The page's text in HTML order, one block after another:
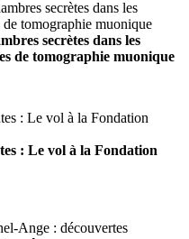
secrètes dans les
de tomographie muonique
: Le vol à la Fondation